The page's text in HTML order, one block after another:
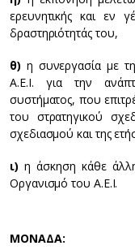
ερευνητικής και εν
δραστηριότητάς του,
θ) η συνεργασία με
Α.Ε.Ι. για την
συστήματος, που
του στρατηγικού
σχεδιασμού και της
ι)η άσκηση κάθε
Οργανισμό του Α.Ε.Ι.
ΜΟΝΑΔΑ: